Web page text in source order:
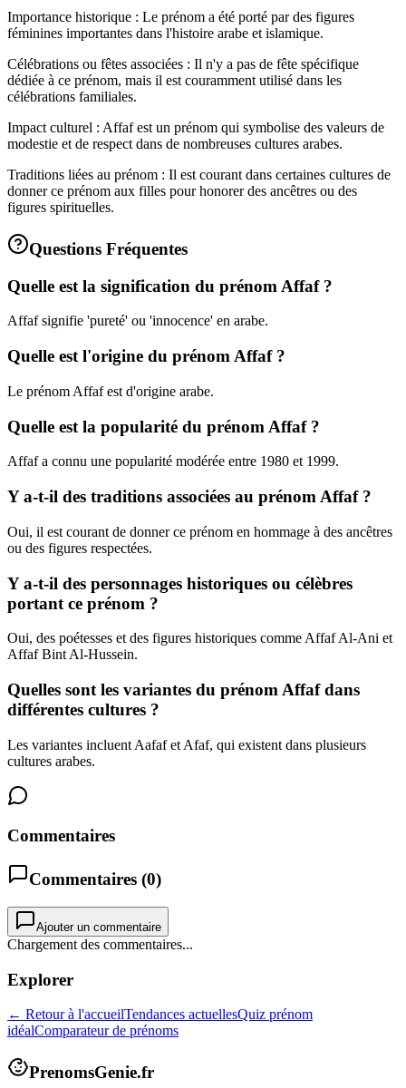
Importance historique : Le prénom a été porté par des figures
féminines importantes dans l'histoire arabe et islamique.
Célébrations ou fêtes associées : Il n'y a pas de fête spécifique
dédiée à ce prénom, mais il est couramment utilisé dans les
célébrations familiales.
Impact culturel : Affaf est un prénom qui symbolise des valeurs de
modestie et de respect dans de nombreuses cultures arabes.
Traditions liées au prénom : Il est courant dans certaines cultures de
donner ce prénom aux filles pour honorer des ancêtres ou des
figures spirituelles.
Questions Fréquentes
Quelle est la signification du prénom Affaf ?
Affaf signifie 'pureté' ou 'innocence' en arabe.
Quelle est l'origine du prénom Affaf ?
Le prénom Affaf est d'origine arabe.
Quelle est la popularité du prénom Affaf ?
Affaf a connu une popularité modérée entre 1980 et 1999.
Y a-t-il des traditions associées au prénom Affaf ?
Oui, il est courant de donner ce prénom en hommage à des ancêtres
ou des figures respectées.
Y a-t-il des personnages historiques ou célèbres
portant ce prénom ?
Oui, des poétesses et des figures historiques comme Affaf Al-Ani et
Affaf Bint Al-Hussein.
Quelles sont les variantes du prénom Affaf dans
différentes cultures ?
Les variantes incluent Aafaf et Afaf, qui existent dans plusieurs
cultures arabes.
Commentaires
Commentaires (0)
Ajouter un commentaire
Chargement des commentaires...
Explorer
← Retour à l'accueilTendances actuellesQuiz prénom
idéalComparateur de prénoms
PrenomsGenie.fr